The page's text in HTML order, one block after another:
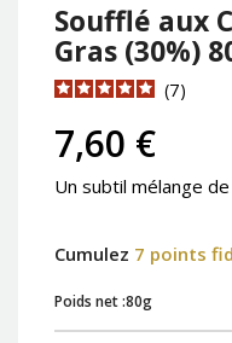
Soufflé aux
Gras (30%)
7
7,60 €
Un subtil mélange
Cumulez 7 points
Poids net :80g